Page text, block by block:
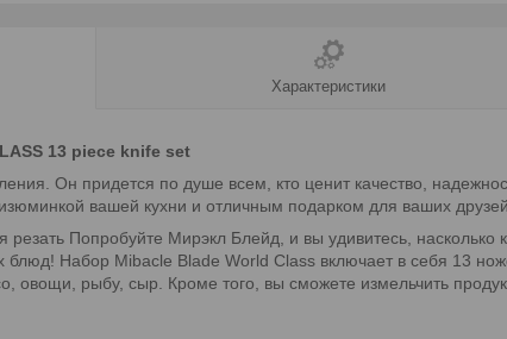
Характеристики
13 piece knife set
Он придется по душе всем, кто ценит качество,
вашей кухни и отличным подарком для ваших
Попробуйте Мирэкл Блейд, и вы удивитесь,
Набор Mibacle Blade World Class включает в себя 13
овощи, рыбу, сыр. Кроме того, вы сможете измельчить